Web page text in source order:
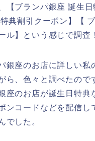
【ブランパ銀座 誕生
典割引クーポン】【
ル】という感じで調査！
銀座のお店に詳しい私
ら、色々と調べたので
座のお店が誕生日特典
ンコードなどを配信し
でした。